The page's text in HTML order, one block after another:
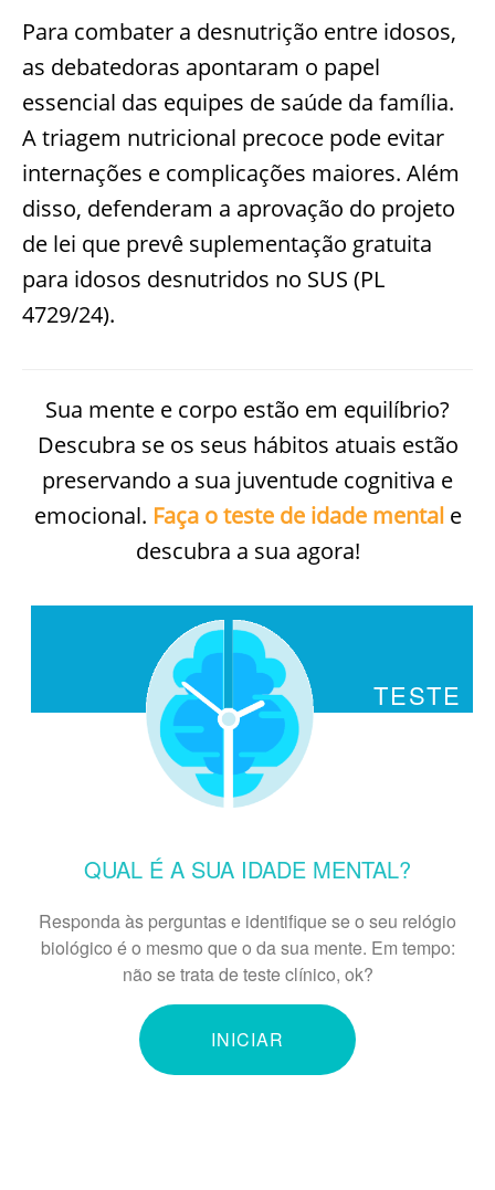
Para combater a desnutrição entre idosos,
as debatedoras apontaram o papel
essencial das equipes de saúde da família.
A triagem nutricional precoce pode evitar
internações e complicações maiores. Além
disso, defenderam a aprovação do projeto
de lei que prevê suplementação gratuita
para idosos desnutridos no SUS (PL
4729/24).
Sua mente e corpo estão em equilíbrio?
Descubra se os seus hábitos atuais estão
preservando a sua juventude cognitiva e
emocional. Faça o teste de idade mentale
descubra a sua agora!